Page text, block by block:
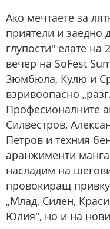
Ако мечтаете за
приятели и заедно
глупости" елате на
вечер на SoFest
Зюмбюла, Кулю и
взривоопасно
Професионалните
Силвестров,
Петров и техния
аранжименти
насладим на
провокиращ
„Млад, Силен,
Юлия", но и на